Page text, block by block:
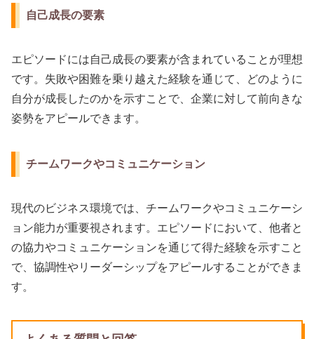
自己成長の要素
エピソードには自己成長の要素が含まれていることが理想
です。失敗や困難を乗り越えた経験を通じて、どのように
自分が成長したのかを示すことで、企業に対して前向きな
姿勢をアピールできます。
チームワークやコミュニケーション
現代のビジネス環境では、チームワークやコミュニケーシ
ョン能力が重要視されます。エピソードにおいて、他者と
の協力やコミュニケーションを通じて得た経験を示すこと
で、協調性やリーダーシップをアピールすることができま
す。